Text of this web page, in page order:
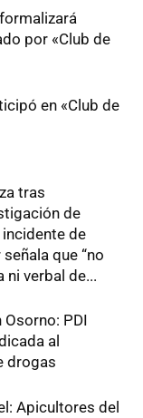
por «Club de
en «Club de
tras
de
de
que “no
verbal de...
Osorno: PDI
al
drogas
Apicultores del